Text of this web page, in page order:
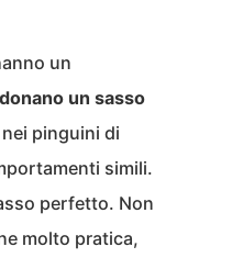
un
un sasso
pinguini di
simili.
perfetto. Non
molto pratica,